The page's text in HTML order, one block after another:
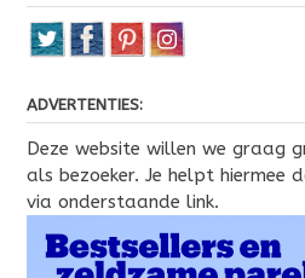
ADVERTENTIES:
Deze website willen we graag
als bezoeker. Je helpt hiermee
via onderstaande link.